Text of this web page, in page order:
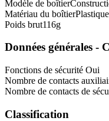
Modèle de boîtier
Matériau du boîtier
Poids brut116g
Données générales -
Fonctions de sécurité Oui
Nombre de contacts
Nombre de contacts de
Classification